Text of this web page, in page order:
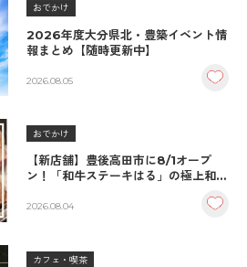
おでかけ
2026年度大分県北・豊築イベント情
報まとめ【随時更新中】
2026.08.05
おでかけ
【新店舗】豊後高田市に8/1オープ
ン！「和牛ステーキはる」の極上和牛
2026.08.04
カフェ・喫茶